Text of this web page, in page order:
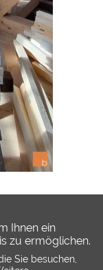
Ihnen ein
zu ermöglichen.
Sie besuchen,